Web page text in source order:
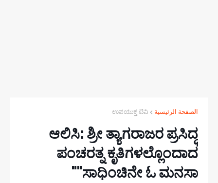
الصفحة الرئيسية ಉಪಯುಕ್ತ ಟಿವಿ
ಆಲಿಸಿ: ಶ್ರೀ ತ್ಯಾಗರಾಜರ ಪ್ರಸಿದ್ಧ
ಪಂಚರತ್ನ ಕೃತಿಗಳಲ್ಲೊಂದಾದ
"ಸಾಧಿಂಚಿನೇ ಓ ಮನಸಾ"